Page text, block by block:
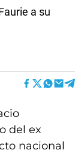
a su
del ex
nacional